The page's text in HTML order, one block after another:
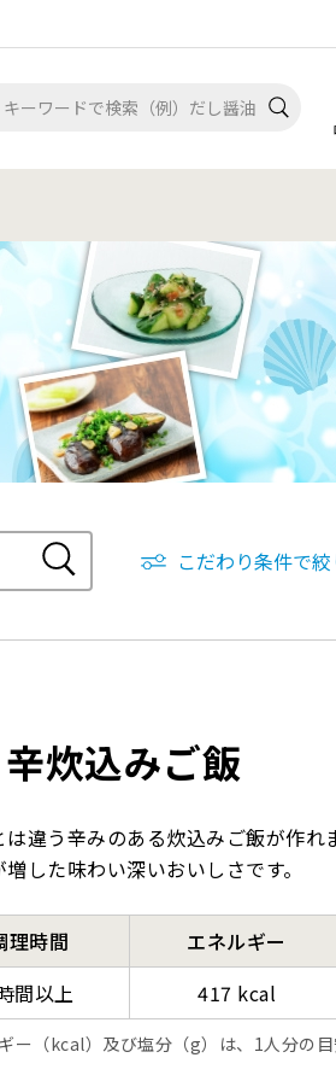
こだわり条件で
炊込みご飯
は違う辛みのある炊込みご飯が作れ
した味わい深いおいしさです。
理時間 エネルギー
間以上
417 kcal
ー（kcal）及び塩分（g）は、1人分の目